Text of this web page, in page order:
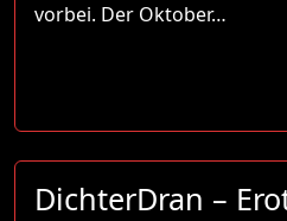
vorbei. Der Oktober…
DichterDran –